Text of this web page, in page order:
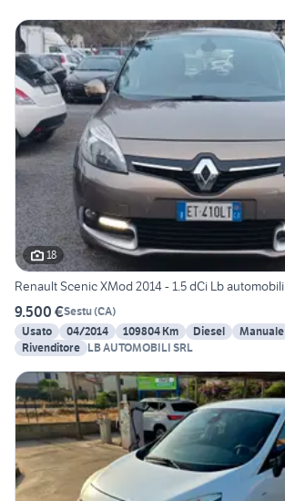
18
Renault Scenic XMod 2014 - 1.5 dCi Lb automobili
9.500 €Sestu(CA)
Usato
04/2014 109804 Km Diesel Manuale
Rivenditore
LB AUTOMOBILI SRL